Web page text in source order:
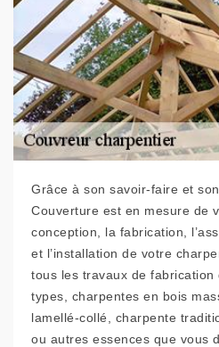
Grâce à son savoir-faire et
Couverture est en mesure de
conception, la fabrication,
et l’installation de votre
tous les travaux de
types, charpentes en bois
lamellé-collé, charpente
ou autres essences que vous